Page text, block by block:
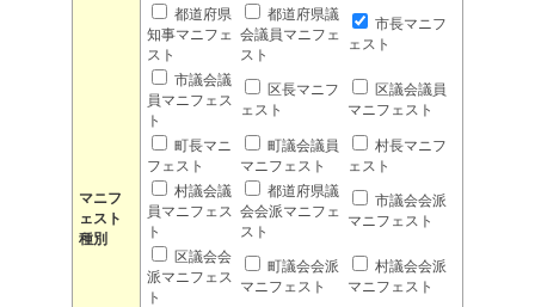
マニフ
ェスト
種別
都道府県
知事マニフェ
スト
都道府県議
会議員マニフェ
スト
市長マニフ
ェスト
市議会議
員マニフェス
ト
区長マニフ
ェスト
区議会議員
マニフェスト
町長マニ
フェスト
町議会議員
マニフェスト
村長マニフ
ェスト
村議会議
員マニフェス
ト
都道府県議
会会派マニフェ
スト
市議会会派
マニフェスト
区議会会
派マニフェス
ト
町議会会派
マニフェスト
村議会会派
マニフェスト